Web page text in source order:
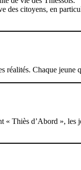
des citoyens, en
réalités. Chaque
Thiès d’Abord »,